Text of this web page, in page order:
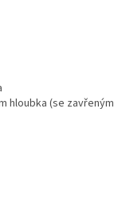
hloubka (se zavřeným